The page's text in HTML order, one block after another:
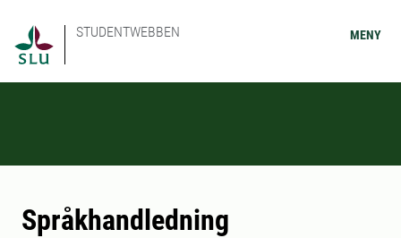
STUDENTWEBBEN MENY
Språkhandledning